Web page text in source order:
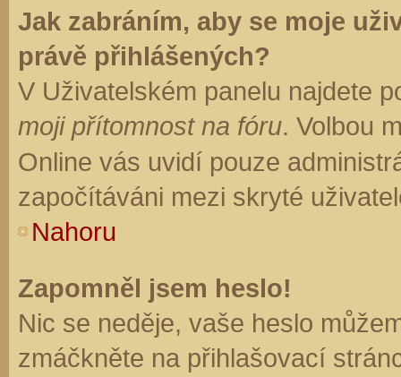
Jak zabráním, aby se moje
právě přihlášených?
V Uživatelském panelu najdete
moji přítomnost na fóru. Volbou
Online vás uvidí pouze
započítáváni mezi skryté
Nahoru
Zapomněl jsem heslo!
Nic se neděje, vaše heslo
zmáčkněte na přihlašovací